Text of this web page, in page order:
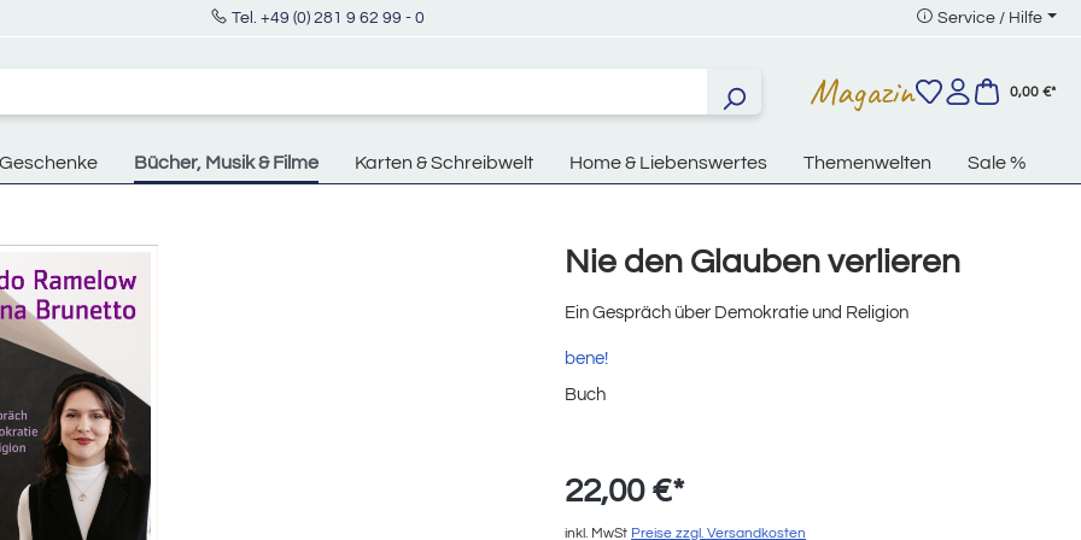
Tel. +49 (0) 281 9 62 99 - 0 Service / Hilfe
Magazin 0,00 €*
Geschenke Bücher, Musik & Filme Karten & Schreibwelt Home & Liebenswertes Themenwelten Sale %
Nie den Glauben verlieren
Ein Gespräch über Demokratie und Religion
bene!
Buch
22,00 €*
inkl. MwSt Preise zzgl. Versandkosten